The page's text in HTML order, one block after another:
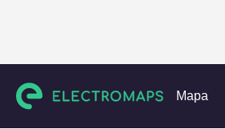
Mapa
Estaciones de carga Alemania